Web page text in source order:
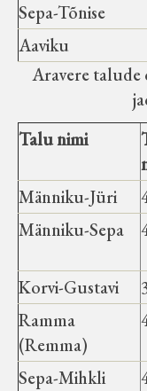
Sepa-Tõnise
Aaviku
Aravere
Talu nimi
Männiku-Jüri
Männiku-Sepa
Korvi-Gustavi
Ramma
(Remma)
Sepa-Mihkli